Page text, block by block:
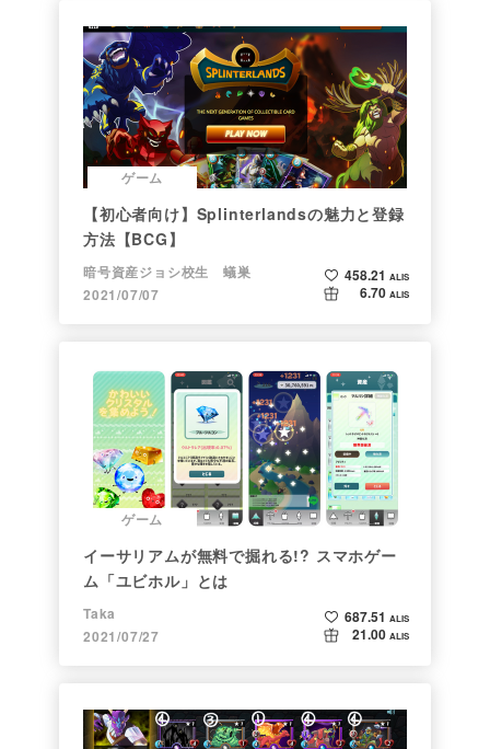
ゲーム
【初心者向け】Splinterlandsの魅力と登録
方法【BCG】
暗号資産ジョシ校生 蟻巣
2021/07/07
458.21 ALIS
6.70 ALIS
ゲーム
イーサリアムが無料で掘れる!? スマホゲー
ム「ユビホル」とは
Taka
2021/07/27
687.51 ALIS
21.00 ALIS